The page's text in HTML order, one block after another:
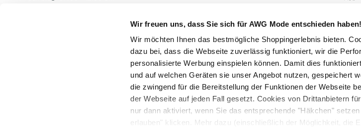
Wir freuen uns, dass Sie sich für AWG Mode entschieden haben!
Wir möchten Ihnen das bestmögliche Shoppingerlebnis bieten.
dazu bei, dass die Webseite zuverlässig funktioniert, wir die
personalisierte Werbung einspielen können. Damit dies
und auf welchen Geräten sie unser Angebot nutzen, gespeichert
die zwingend für die Bereitstellung der Funktionen der Webseite
der Webseite auf jeden Fall gesetzt. Cookies von Drittanbietern
nur dann aktiviert, wenn Sie das entsprechende "Häkchen"
erlauben" klicken. Mehr dazu (einschließlich der Möglichkeit, die
AWG
Alle Preise inkl. gesetzl. Mehrwertsteuer zzgl.